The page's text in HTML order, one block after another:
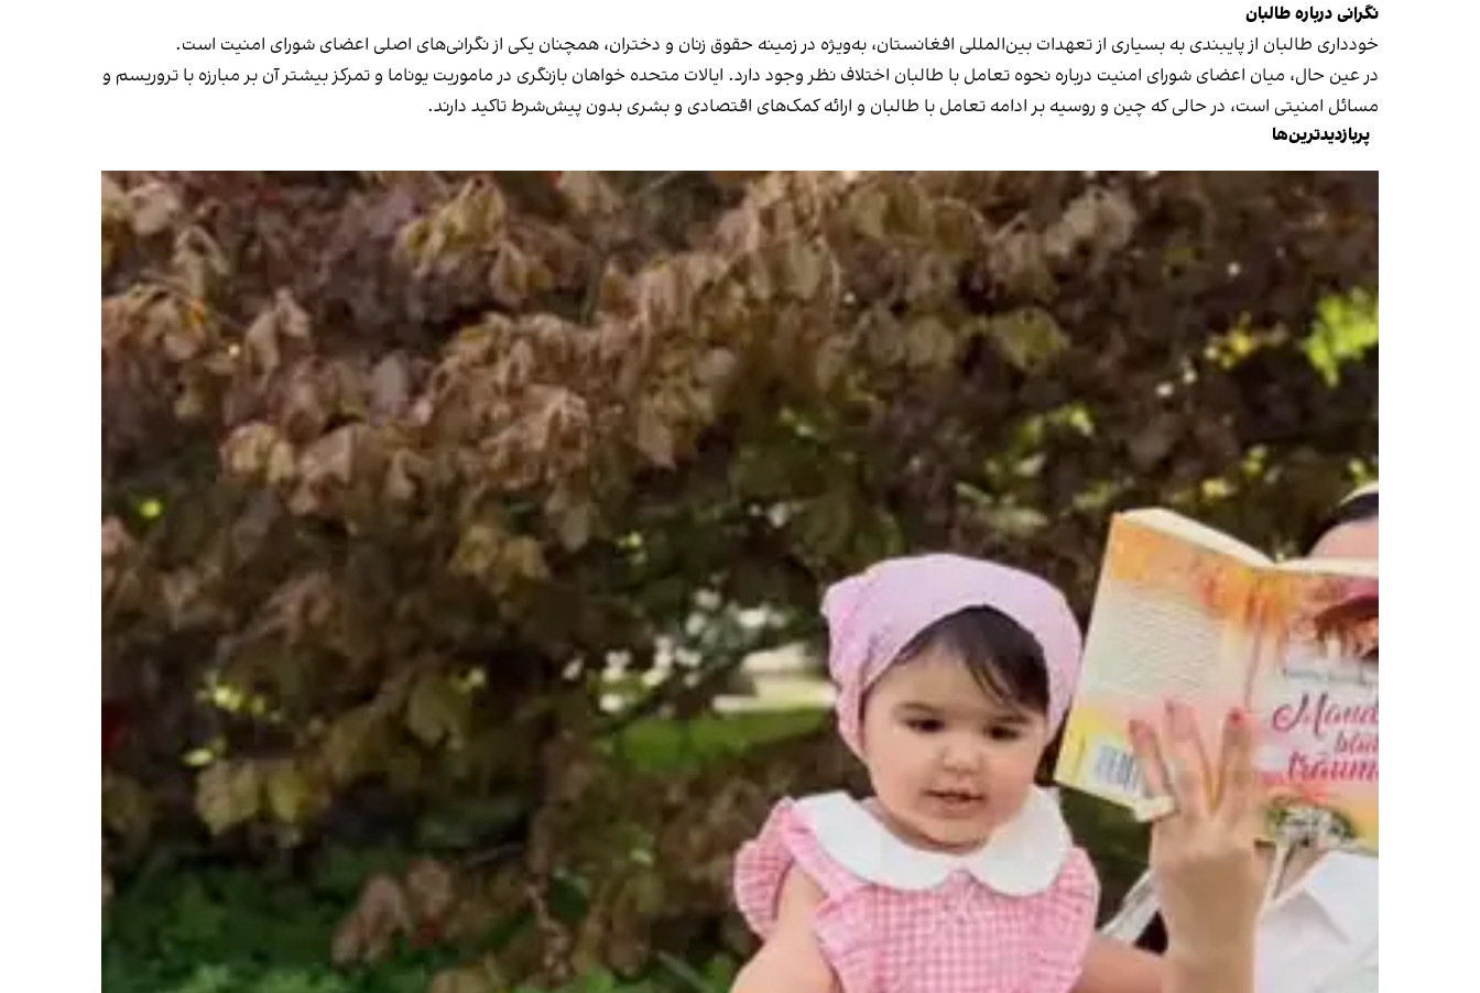
نگرانی درباره طالبان
خودداری طالبان از پایبندی به بسیاری از تعهدات بین‌المللی افغانستان، به‌ویژه در زمینه حقوق زنان و دختران، همچنان یکی از نگرانی‌های اصلی اعضای شورای امنیت است.
در عین حال، میان اعضای شورای امنیت درباره نحوه تعامل با طالبان اختلاف نظر وجود دارد. ایالات متحده خواهان بازنگری در ماموریت یوناما و تمرکز بیشتر آن بر مبارزه با تروریسم و
مسائل امنیتی است، در حالی که چین و روسیه بر ادامه تعامل با طالبان و ارائه کمک‌های اقتصادی و بشری بدون پیش‌شرط تاکید دارند.
پربازدیدترین‌ها